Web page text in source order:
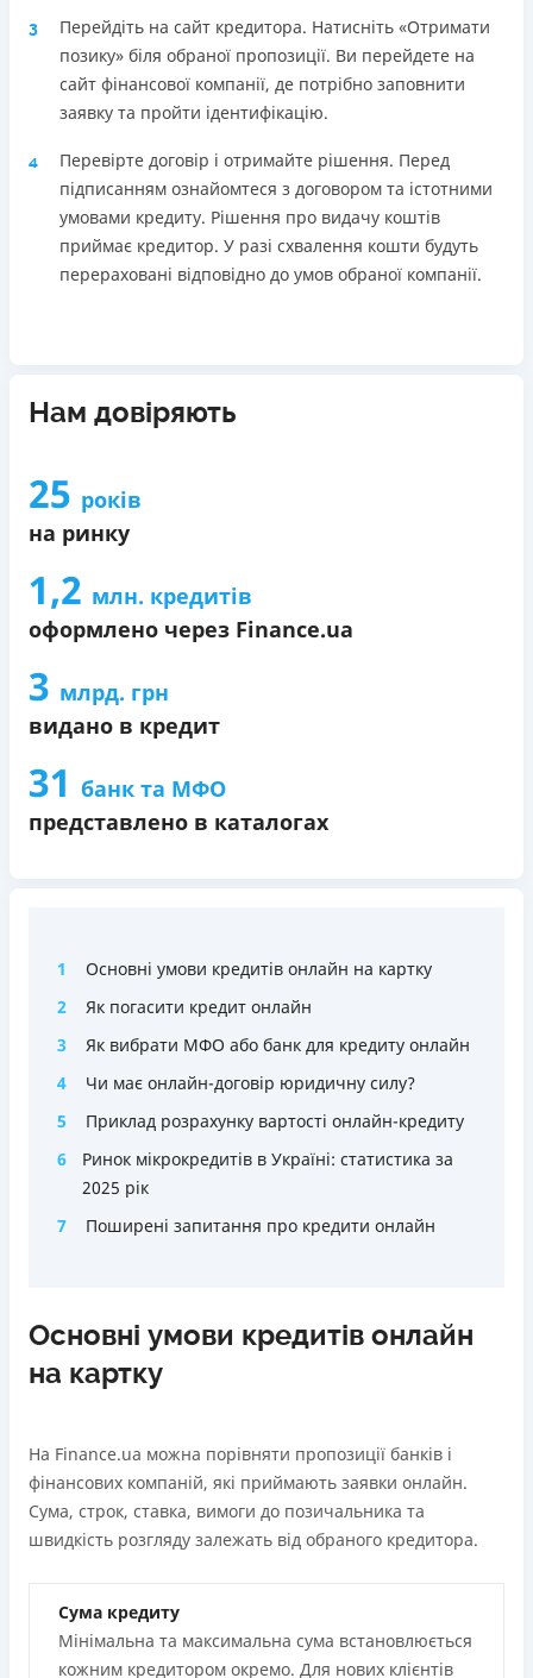
3
Перейдіть на сайт кредитора. Натисніть «Отримати
позику» біля обраної пропозиції. Ви перейдете на
сайт фінансової компанії, де потрібно заповнити
заявку та пройти ідентифікацію.
4
Перевірте договір і отримайте рішення. Перед
підписанням ознайомтеся з договором та істотними
умовами кредиту. Рішення про видачу коштів
приймає кредитор. У разі схвалення кошти будуть
перераховані відповідно до умов обраної компанії.
Нам довіряють
25 років
на ринку
1,2 млн. кредитів
оформлено через Finance.ua
3 млрд. грн
видано в кредит
31 банк та МФО
представлено в каталогах
1
Основні умови кредитів онлайн на картку
2
Як погасити кредит онлайн
3
Як вибрати МФО або банк для кредиту онлайн
4
Чи має онлайн-договір юридичну силу?
5
Приклад розрахунку вартості онлайн-кредиту
6
Ринок мікрокредитів в Україні: статистика за
2025 рік
7
Поширені запитання про кредити онлайн
Основні умови кредитів онлайн
на картку
На Finance.ua можна порівняти пропозиції банків і
фінансових компаній, які приймають заявки онлайн.
Сума, строк, ставка, вимоги до позичальника та
швидкість розгляду залежать від обраного кредитора.
Сума кредиту
Мінімальна та максимальна сума встановлюється
кожним кредитором окремо. Для нових клієнтів